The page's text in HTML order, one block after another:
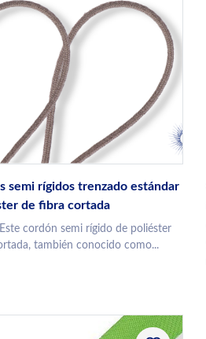
semi rígidos trenzado estándar
de fibra cortada
cordón semi rígido de poliéster
también conocido como...